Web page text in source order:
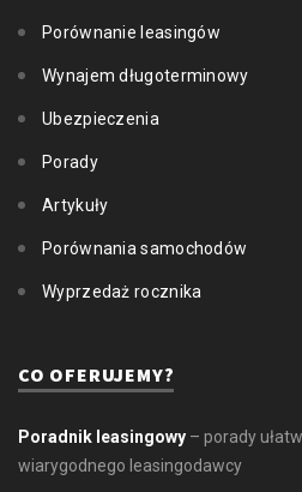
Porównanie leasingów
Wynajem długoterminowy
Ubezpieczenia
Porady
Artykuły
Porównania samochodów
Wyprzedaż rocznika
CO OFERUJEMY?
Poradnik leasingowy – porady
wiarygodnego leasingodawcy